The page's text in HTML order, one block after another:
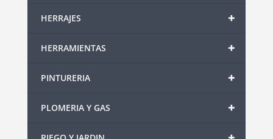
+
HERRAJES
+
HERRAMIENTAS
+
PINTURERIA
+
PLOMERIA Y GAS